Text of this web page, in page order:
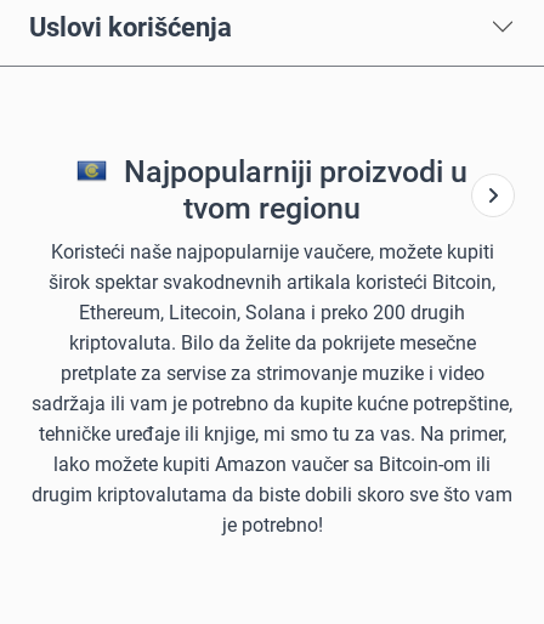
Uslovi korišćenja
Najpopularniji proizvodi u
tvom regionu
Koristeći naše najpopularnije vaučere, možete kupiti
širok spektar svakodnevnih artikala koristeći Bitcoin,
Ethereum, Litecoin, Solana i preko 200 drugih
kriptovaluta. Bilo da želite da pokrijete mesečne
pretplate za servise za strimovanje muzike i video
sadržaja ili vam je potrebno da kupite kućne potrepštine,
tehničke uređaje ili knjige, mi smo tu za vas. Na primer,
lako možete kupiti Amazon vaučer sa Bitcoin-om ili
drugim kriptovalutama da biste dobili skoro sve što vam
je potrebno!